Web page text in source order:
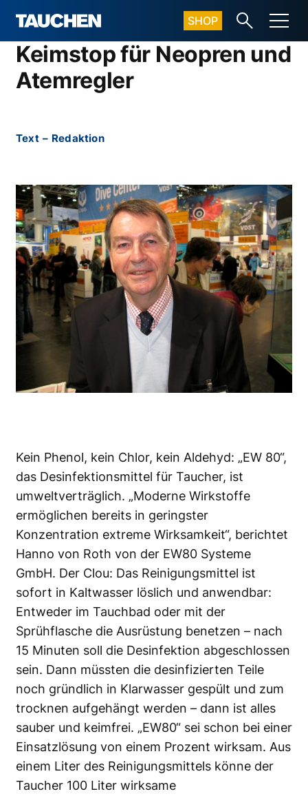
SHOP
Keimstop für Neopren und
Atemregler
Text – Redaktion
Kein Phenol, kein Chlor, kein Aldehyd: „EW 80“,
das Desinfektionsmittel für Taucher, ist
umweltverträglich. „Moderne Wirkstoffe
ermöglichen bereits in geringster
Konzentration extreme Wirksamkeit“, berichtet
Hanno von Roth von der EW80 Systeme
GmbH. Der Clou: Das Reinigungsmittel ist
sofort in Kaltwasser löslich und anwendbar:
Entweder im Tauchbad oder mit der
Sprühflasche die Ausrüstung benetzen – nach
15 Minuten soll die Desinfektion abgeschlossen
sein. Dann müssten die desinfizierten Teile
noch gründlich in Klarwasser gespült und zum
trocknen aufgehängt werden – dann ist alles
sauber und keimfrei. „EW80“ sei schon bei einer
Einsatzlösung von einem Prozent wirksam. Aus
einem Liter des Reinigungsmittels könne der
Taucher 100 Liter wirksame